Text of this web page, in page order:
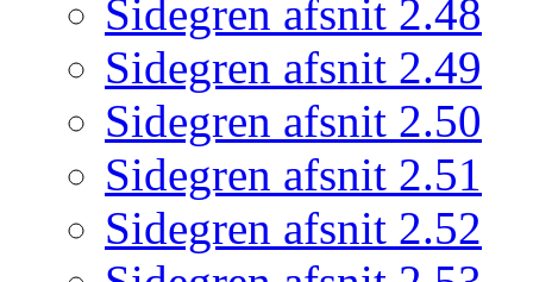
Sidegren afsnit 2.48
Sidegren afsnit 2.49
Sidegren afsnit 2.50
Sidegren afsnit 2.51
Sidegren afsnit 2.52